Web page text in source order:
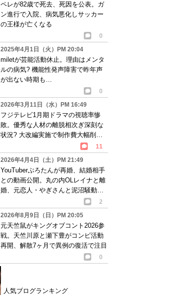
ペレが82歳で死去、死因を公表。ガ
ン進行で入院、病気悪化しサッカー
の王様が亡くなる
0
2025年4月1日（火）PM 20:04
miletが芸能活動休止。理由はメンタ
ルの病気? 機能性発声障害で昨年声
が出ない時期も…
0
2026年3月11日（水）PM 16:49
フジテレビ1月期ドラマの視聴率惨
敗。優秀な人材の離脱相次ぎ深刻な
状況? 大改編実施で制作費大幅削減
11
2026年4月4日（土）PM 21:49
YouTuberぷろたんが再婚、結婚相手
との動画公開。丸の内OLレイナと離
婚、元恋人・やぎさんと泥沼騒動の
2
2026年8月9日（日）PM 20:05
元天竺鼠がキングオブコント2026参
戦。天竺川原と瀬下豊がコンビ活動
再開、解散7ヶ月で異例の復活で注目
0
人気ブログランキング